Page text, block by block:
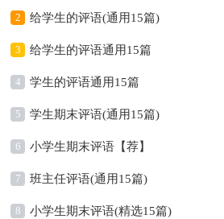
2 给学生的评语(通用15篇)
3 给学生的评语通用15篇
4 学生的评语通用15篇
5 学生期末评语(通用15篇)
6 小学生期末评语【荐】
7 班主任评语(通用15篇)
8 小学生期末评语(精选15篇)